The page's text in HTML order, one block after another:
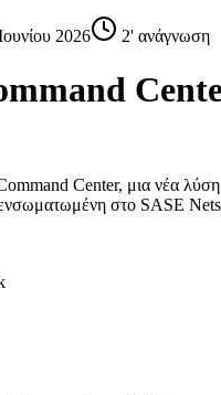
2026 2' ανάγνωση
Center, μια νέα
στο SASE